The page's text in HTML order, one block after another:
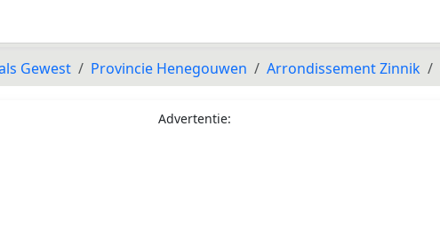
Gewest Provincie Henegouwen Arrondissement Zinnik
Advertentie: